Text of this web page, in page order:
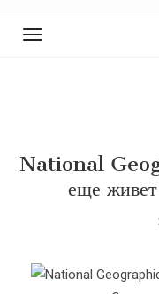
Toggle
National
еще